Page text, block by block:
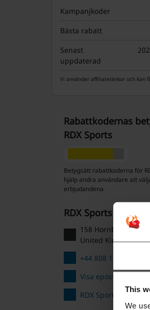
This
We
Kampanjkoder
Bästa rabatt
Senast
uppdaterad
Vi använder affiliatelänkar och kan
Rabattkodernas
RDX Sports
Betygsätt rabattkoderna för
hjälp andra användare att
erbjudandena
RDX Sports kontakt
158 Hornby St Bury,
United Kingdom
+44 808 189 4444
Visa epost
RDX Sports